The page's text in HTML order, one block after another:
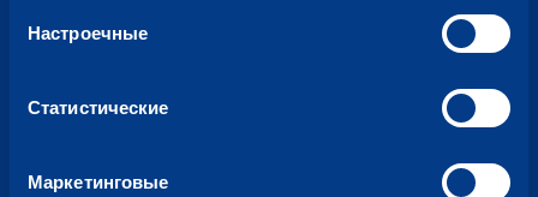
Настроечные
Статистические
Маркетинговые
Акции, распродажи, новые продукты — узнавайте об этом